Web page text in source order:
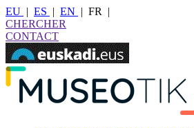
EU | ES | EN | FR
|
CHERCHER
CONTACT